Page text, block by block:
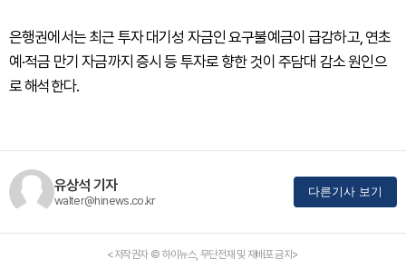
은행권에서는 최근 투자 대기성 자금인 요구불예금이 급감하고, 연초
예·적금 만기 자금까지 증시 등 투자로 향한 것이 주담대 감소 원인으
로 해석한다.
유상석 기자
walter@hinews.co.kr
다른기사 보기
<저작권자 © 하이뉴스, 무단전재 및 재배포 금지>